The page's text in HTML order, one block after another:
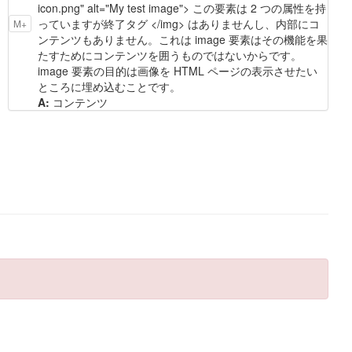
M+
icon.png" alt="My test image"> この要素は 2 つの属性を持
っていますが終了タグ </img> はありませんし、内部にコ
ンテンツもありません。これは image 要素はその機能を果
たすためにコンテンツを囲うものではないからです。
image 要素の目的は画像を HTML ページの表示させたい
ところに埋め込むことです。
A: コンテンツ